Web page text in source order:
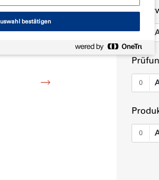
0
0
0
bestätigen